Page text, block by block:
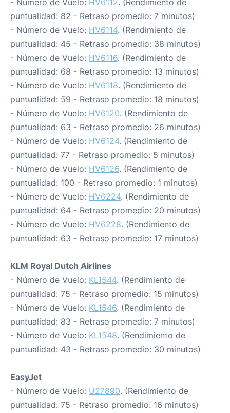
- Número de Vuelo: HV6112. (Rendimiento de
puntualidad: 82 - Retraso promedio: 7 minutos)
- Número de Vuelo: HV6114. (Rendimiento de
puntualidad: 45 - Retraso promedio: 38 minutos)
- Número de Vuelo: HV6116. (Rendimiento de
puntualidad: 68 - Retraso promedio: 13 minutos)
- Número de Vuelo: HV6118. (Rendimiento de
puntualidad: 59 - Retraso promedio: 18 minutos)
- Número de Vuelo: HV6120. (Rendimiento de
puntualidad: 63 - Retraso promedio: 26 minutos)
- Número de Vuelo: HV6124. (Rendimiento de
puntualidad: 77 - Retraso promedio: 5 minutos)
- Número de Vuelo: HV6126. (Rendimiento de
puntualidad: 100 - Retraso promedio: 1 minutos)
- Número de Vuelo: HV6224. (Rendimiento de
puntualidad: 64 - Retraso promedio: 20 minutos)
- Número de Vuelo: HV6228. (Rendimiento de
puntualidad: 63 - Retraso promedio: 17 minutos)
KLM Royal Dutch Airlines
- Número de Vuelo: KL1544. (Rendimiento de
puntualidad: 75 - Retraso promedio: 15 minutos)
- Número de Vuelo: KL1546. (Rendimiento de
puntualidad: 83 - Retraso promedio: 7 minutos)
- Número de Vuelo: KL1548. (Rendimiento de
puntualidad: 43 - Retraso promedio: 30 minutos)
EasyJet
- Número de Vuelo: U27890. (Rendimiento de
puntualidad: 75 - Retraso promedio: 16 minutos)